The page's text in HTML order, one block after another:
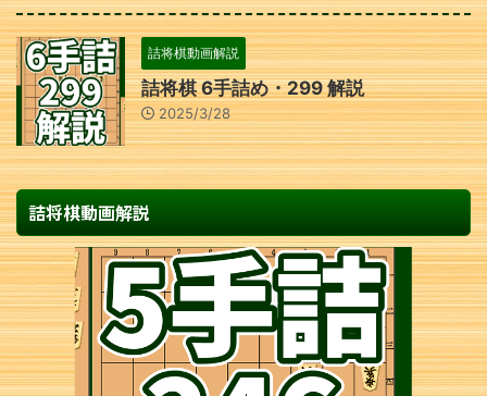
詰将棋動画解説
詰将棋 6手詰め・299 解説
2025/3/28
詰将棋動画解説